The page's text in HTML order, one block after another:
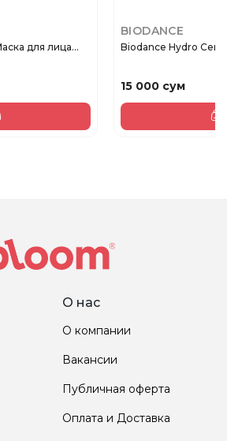
для лица...
BIODANCE
Biodance Hydro
15 000 сум
О нас
О компании
Вакансии
Публичная оферта
Оплата и Доставка